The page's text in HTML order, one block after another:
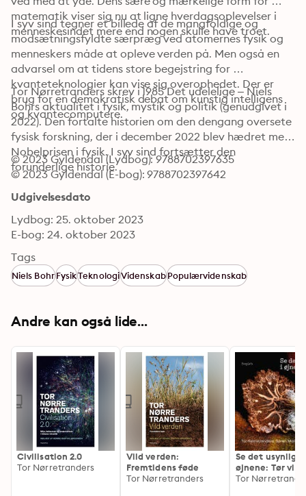
matematik viser sig nu at ligne hverdagsoplevelser i
I syv sind tegner et billede af de mangfoldige og
modsætningsfyldte særpræg ved atomernes fysik og
menneskers måde at opleve verden på. Men også en
advarsel om at tidens store begejstring for
kvanteteknologier kan vise sig overophedet. Der er
brug for en demokratisk debat om kunstig intelligens
og kvantecomputere.
Tor Nørretranders skrev i 1985 Det udelelige – Niels
Bohrs aktualitet i fysik, mystik og politik (genudgivet i
2022). Den fortalte historien om den dengang oversete
fysisk forskning, der i december 2022 blev hædret med
Nobelprisen i fysik. I syv sind fortsætter den
forunderlige historie.
© 2023 Gyldendal (Lydbog): 9788702397635
© 2023 Gyldendal (E-bog): 9788702397642
Udgivelsesdato
Lydbog: 25. oktober 2023
E-bog: 24. oktober 2023
Tags
Niels BohrFysikTeknologiVidenskabPopulærvidenskab
Andre kan også lide...
Civilisation 2.0
Tor Nørretranders
Vild verden:
Fremtidens føde
Tor Nørretranders
Se det usynlige
øjnene: Tør vi
mikrobiologi til